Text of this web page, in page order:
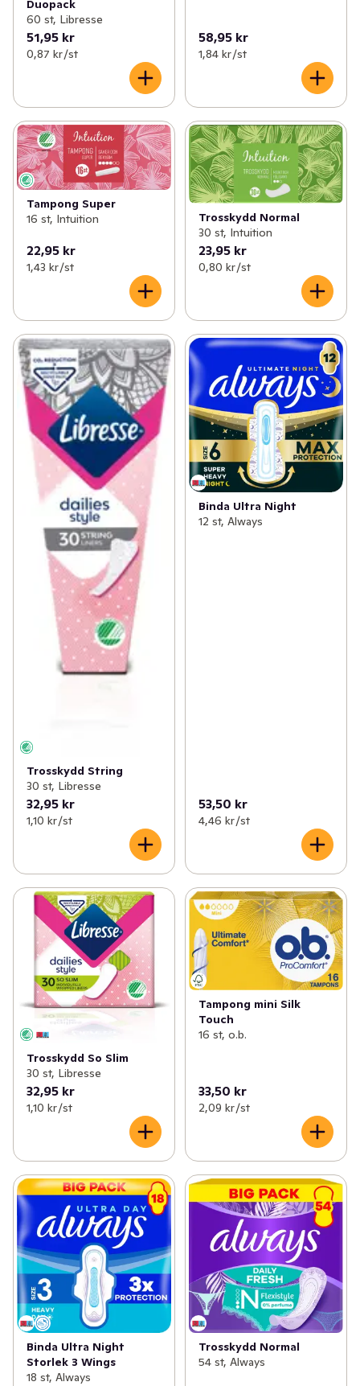
Duopack
60 st, Libresse
51,95 kr
0,87 kr /st
58,95 kr
1,84 kr /st
Tampong Super
16 st, Intuition
22,95 kr
1,43 kr /st
Trosskydd Normal
30 st, Intuition
23,95 kr
0,80 kr /st
Trosskydd String
30 st, Libresse
32,95 kr
1,10 kr /st
Binda Ultra Night
12 st, Always
53,50 kr
4,46 kr /st
Trosskydd So Slim
30 st, Libresse
32,95 kr
1,10 kr /st
Tampong mini Silk
Touch
16 st, o.b.
33,50 kr
2,09 kr /st
Binda Ultra Night
Storlek 3 Wings
18 st, Always
Trosskydd Normal
54 st, Always